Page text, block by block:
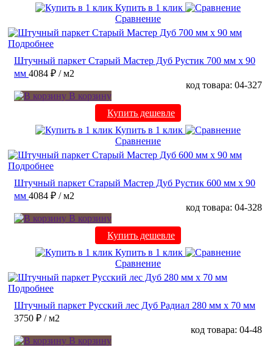
Купить в 1 клик
Сравнение
Подробнее
Штучный паркет Старый Мастер Дуб Рустик 700 мм х 90
мм 4084 ₽ / м2
код товара: 04-327
В корзину
Купить дешевле
Купить в 1 клик
Сравнение
Подробнее
Штучный паркет Старый Мастер Дуб Рустик 600 мм х 90
мм 4084 ₽ / м2
код товара: 04-328
В корзину
Купить дешевле
Купить в 1 клик
Сравнение
Подробнее
Штучный паркет Русский лес Дуб Радиал 280 мм х 70 мм
3750 ₽ / м2
код товара: 04-48
В корзину